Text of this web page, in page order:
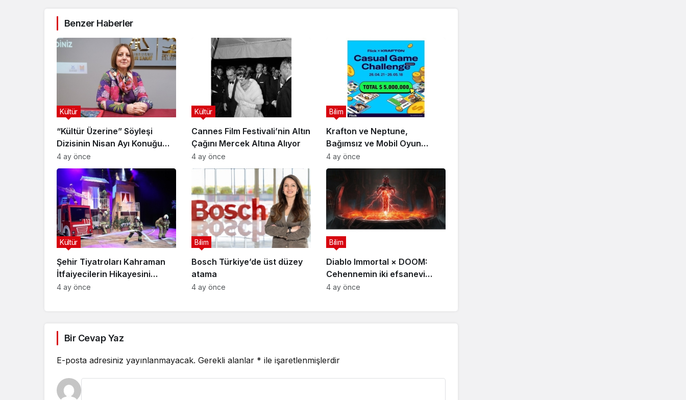
Benzer Haberler
“Kültür Üzerine” Söyleşi
Dizisinin Nisan Ayı Konuğu
Doç. Dr. Gökçe Dervişoğlu
Okandan Oldu!
Kültür
4 ay önce
Cannes Film Festivali’nin Altın
Çağını Mercek Altına Alıyor
Kültür
4 ay önce
Krafton ve Neptune,
Bağımsız ve Mobil Oyun
Geliştiricileri İçin 5 Milyon
Dolarlık Küresel Oyun
Yarışmasını Başlattı
Bilim
4 ay önce
Şehir Tiyatroları Kahraman
İtfaiyecilerin Hikayesini
“İtfaiyecinin Sırrı” Oyunuyla
Kültür
4 ay önce
Bosch Türkiye’de üst düzey
atama
Bilim
4 ay önce
Diablo Immortal × DOOM:
Cehennemin iki efsanevi
vizyonu birleşiyor
Bilim
4 ay önce
Bir Cevap Yaz
E-posta adresiniz yayınlanmayacak. Gerekli alanlar * ile işaretlenmişlerdir